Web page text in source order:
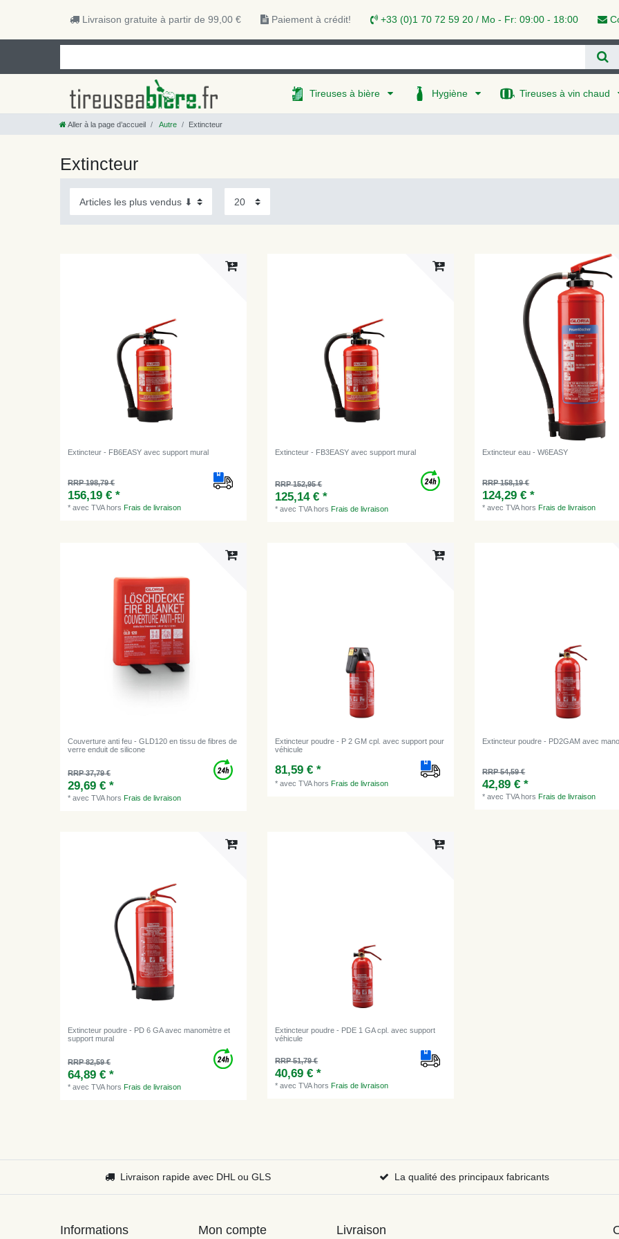
Livraison gratuite à partir de 99,00 € Paiement à crédit! +33 (0)1 70 72 59 20 / Mo - Fr: 09:00 - 18:00
Tireuses à bière Hygiène Tireuses à vin chaud
Aller à la page d’accueil Autre Extincteur
Extincteur
Extincteur - FB6EASY avec support mural
RRP 198,79 €
156,19 € *
*avec TVAhorsFrais de livraison
Extincteur - FB3EASY avec support mural
RRP 152,95 €
125,14 € *
*avec TVAhorsFrais de livraison
Extincteur eau - W6EASY
RRP 158,19 €
124,29 € *
*avec TVAhorsFrais de livraison
Couverture anti feu - GLD120 en tissu de fibres de
verre enduit de silicone
RRP 37,79 €
29,69 € *
*avec TVAhorsFrais de livraison
Extincteur poudre - P 2 GM cpl. avec support pour
véhicule
81,59 € *
*avec TVAhorsFrais de livraison
Extincteur poudre - PD2GAM avec
RRP 54,59 €
42,89 € *
*avec TVAhorsFrais de livraison
Extincteur poudre - PD 6 GA avec manomètre et
support mural
RRP 82,59 €
64,89 € *
*avec TVAhorsFrais de livraison
Extincteur poudre - PDE 1 GA cpl. avec support
véhicule
RRP 51,79 €
40,69 € *
*avec TVAhorsFrais de livraison
Livraison rapide avec DHL ou GLS La qualité des principaux fabricants
Informations Mon compte Livraison